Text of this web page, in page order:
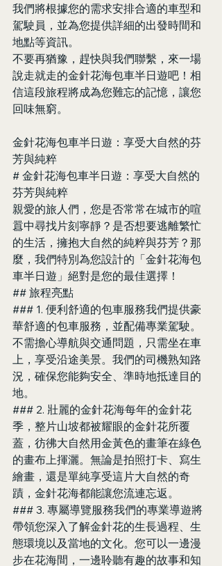
我們將根據您的需求安排合適的車型和
駕駛員，並為您提供詳細的出發時間和
地點等資訊。
不要再猶豫，趕快與我們聯繫，來一場
說走就走的金針花海包車半日遊吧！相
信這段旅程將成為您難忘的記憶，讓您
回味無窮。
金針花海包車半日遊：享受大自然的芬
芳與純粹
# 金針花海包車半日遊：享受大自然的
芬芳與純粹
親愛的旅人們，您是否常常在城市的喧
囂中尋找片刻寧靜？是否想要逃離繁忙
的生活，擁抱大自然的純粹與芬芳？那
麼，我們特別為您設計的「金針花海包
車半日遊」絕對是您的最佳選擇！
## 旅程亮點
### 1. 便利舒適的包車服務我們提供豪
華舒適的包車服務，並配備專業駕駛。
不需擔心導航與交通問題，只需坐在車
上，享受沿途美景。我們的司機熟知路
況，確保您能夠安全、準時地抵達目的
地。
### 2. 壯麗的金針花海每年的金針花
季，整片山坡都被耀眼的金針花所覆
蓋，彷彿大自然用金黃色的畫筆在綠色
的畫布上揮灑。無論是拍照打卡、寫生
繪畫，還是單純享受這片大自然的奇
蹟，金針花海都能讓您流連忘返。
### 3. 專屬導覽服務我們的專業導遊將
帶領您深入了解金針花的生長過程、生
態環境以及當地的文化。您可以一邊漫
步在花海間，一邊聆聽有趣的故事和知